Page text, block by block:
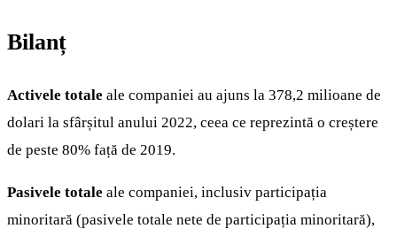
Bilanț
Activele totale ale companiei au ajuns la 378,2 milioane de
dolari la sfârșitul anului 2022, ceea ce reprezintă o creștere
de peste 80% față de 2019.
Pasivele totale ale companiei, inclusiv participația
minoritară (pasivele totale nete de participația minoritară),